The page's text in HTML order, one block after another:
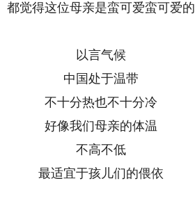
都觉得这位母亲是蛮可爱蛮可爱的
以言气候
中国处于温带
不十分热也不十分冷
好像我们母亲的体温
不高不低
最适宜于孩儿们的偎依